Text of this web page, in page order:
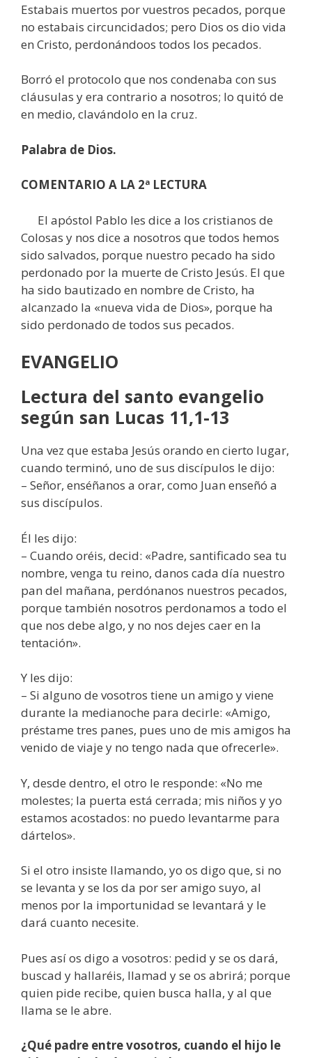
Estabais muertos por vuestros pecados, porque
no estabais circuncidados; pero Dios os dio vida
en Cristo, perdonándoos todos los pecados.
Borró el protocolo que nos condenaba con sus
cláusulas y era contrario a nosotros; lo quitó de
en medio, clavándolo en la cruz.
Palabra de Dios.
COMENTARIO A LA 2ª LECTURA
El apóstol Pablo les dice a los cristianos de
Colosas y nos dice a nosotros que todos hemos
sido salvados, porque nuestro pecado ha sido
perdonado por la muerte de Cristo Jesús. El que
ha sido bautizado en nombre de Cristo, ha
alcanzado la «nueva vida de Dios», porque ha
sido perdonado de todos sus pecados.
EVANGELIO
Lectura del santo evangelio
según san Lucas 11,1-13
Una vez que estaba Jesús orando en cierto lugar,
cuando terminó, uno de sus discípulos le dijo:
– Señor, enséñanos a orar, como Juan enseñó a
sus discípulos.
Él les dijo:
– Cuando oréis, decid: «Padre, santificado sea tu
nombre, venga tu reino, danos cada día nuestro
pan del mañana, perdónanos nuestros pecados,
porque también nosotros perdonamos a todo el
que nos debe algo, y no nos dejes caer en la
tentación».
Y les dijo:
– Si alguno de vosotros tiene un amigo y viene
durante la medianoche para decirle: «Amigo,
préstame tres panes, pues uno de mis amigos ha
venido de viaje y no tengo nada que ofrecerle».
Y, desde dentro, el otro le responde: «No me
molestes; la puerta está cerrada; mis niños y yo
estamos acostados: no puedo levantarme para
dártelos».
Si el otro insiste llamando, yo os digo que, si no
se levanta y se los da por ser amigo suyo, al
menos por la importunidad se levantará y le
dará cuanto necesite.
Pues así os digo a vosotros: pedid y se os dará,
buscad y hallaréis, llamad y se os abrirá; porque
quien pide recibe, quien busca halla, y al que
llama se le abre.
¿Qué padre entre vosotros, cuando el hijo le